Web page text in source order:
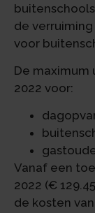
de
voor
De maximum
2022 voor:
Vanaf een
2022 (€
de kosten